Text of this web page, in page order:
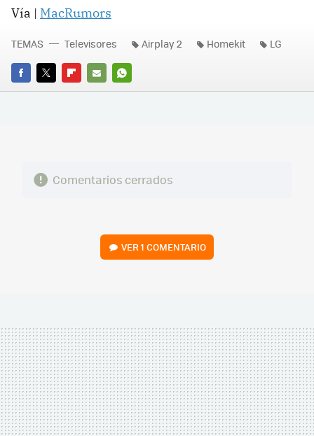
Vía | MacRumors
FACEBOOK
TWITTERFLIPBOARD
E-
WHATSAPP
TEMAS Televisores Airplay 2 Homekit LG
Comentarios cerrados
VER1 COMENTARIO